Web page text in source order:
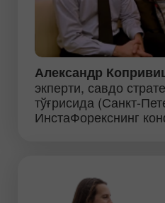
Александр
экперти, савдо
тўғрисида (Санкт-
ИнстаФорекснинг